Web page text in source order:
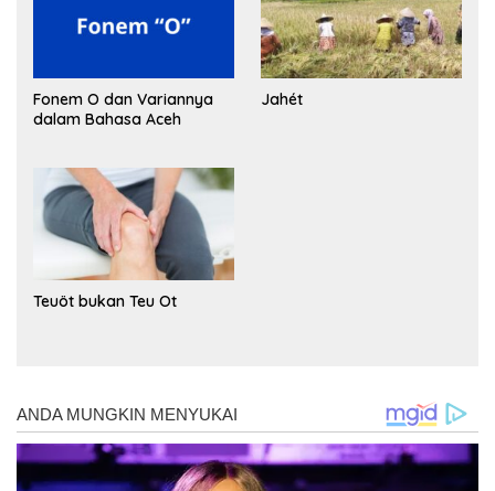
Fonem O dan Variannya
dalam Bahasa Aceh
Jahét
Teuöt bukan Teu Ot